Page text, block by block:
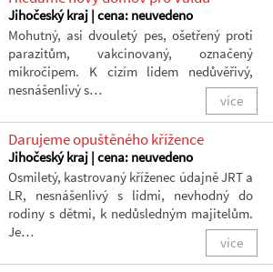
Jihočeský kraj | cena: neuvedeno
Mohutný, asi dvouletý pes, ošetřený proti
parazitům, vakcinovaný, označený
mikročipem. K cizím lidem nedůvěřivý,
nesnášenlivý s…
více
Darujeme opuštěného křížence
Jihočeský kraj | cena: neuvedeno
Osmiletý, kastrovaný kříženec údajně JRT a
LR, nesnášenlivý s lidmi, nevhodný do
rodiny s dětmi, k nedůsledným majitelům.
Je…
více